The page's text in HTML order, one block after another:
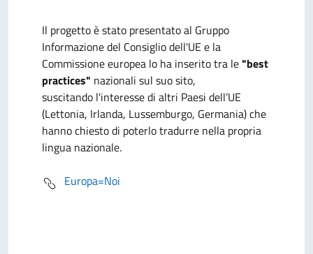
Il progetto è stato presentato al Gruppo
Informazione del Consiglio dell'UE e la
Commissione europea lo ha inserito tra le"best
practices" nazionali sul suo sito,
suscitando l'interesse di altri Paesi dell’UE
(Lettonia, Irlanda, Lussemburgo, Germania) che
hanno chiesto di poterlo tradurre nella propria
lingua nazionale.
Europa=Noi